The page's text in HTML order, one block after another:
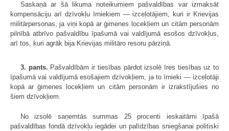
Saskaņā ar šā likuma noteikumiem pašvaldības var izmaksāt
kompensāciju arī dzīvokļu īrniekiem — izceļotājiem, kuri ir Krievijas
militārpersonas, ja viņi kopā ar ģimenes locekļiem un citām personām
pilnībā atbrīvo pašvaldību īpašumā vai valdījumā esošos dzīvokļus,
arī tos, kuri agrāk bija Krievijas militāro resoru pārziņā.
3. pants. Pašvaldībām ir tiesības pārdot izsolē īres tiesības uz to
īpašumā vai valdījumā esošajiem dzīvokļiem, ja to īrnieki — izceļotāji
kopā ar ģimenes locekļiem un citām personām ir izrakstījušies no
šiem dzīvokļiem.
No izsolē saņemtās summas 25 procenti ieskaitāmi īpašā
pašvaldības fondā dzīvokļu iegādei un palīdzības sniegšanai politiski